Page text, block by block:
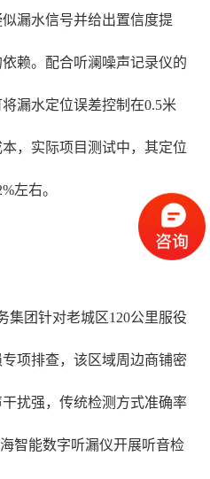
漏水信号并给出置信度提
赖。配合听澜噪声记录仪的
漏水定位误差控制在0.5米
，实际项目测试中，其定位
左右。
集团针对老城区120公里服役
项排查，该区域周边商铺密
扰强，传统检测方式准确率
智能数字听漏仪开展听音检